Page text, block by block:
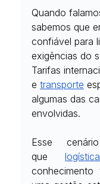
Quando
sabemos que
confiável para
exigências do
Tarifas
e transporte
algumas das
envolvidas.
Esse
que
logística
conhecimento